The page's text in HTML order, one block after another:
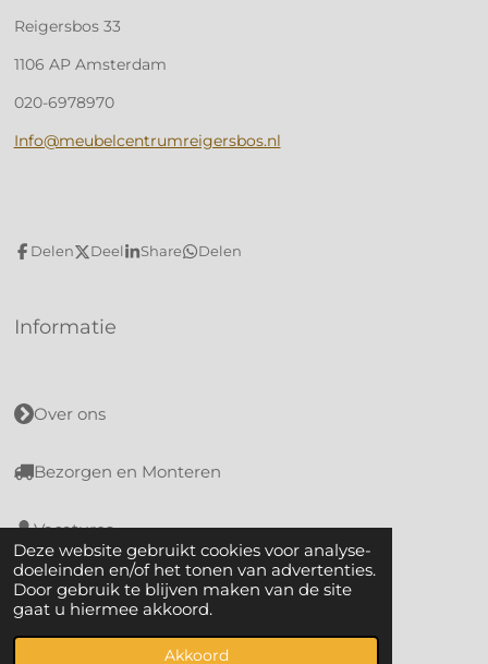
Deze website gebruikt cookies voor analyse-
doeleinden en/of het tonen van advertenties.
Door gebruik te blijven maken van de site
gaat u hiermee akkoord.
Akkoord
Reigersbos 33
1106 AP Amsterdam
020-6978970
Info@meubelcentrumreigersbos.nl
Delen Deel Share Delen
Informatie
Over ons
Bezorgen en Monteren
Vacatures
Algemene voorwaarden
© 2021 - 2026 Meubelcentrum Reigersbos
Powered by